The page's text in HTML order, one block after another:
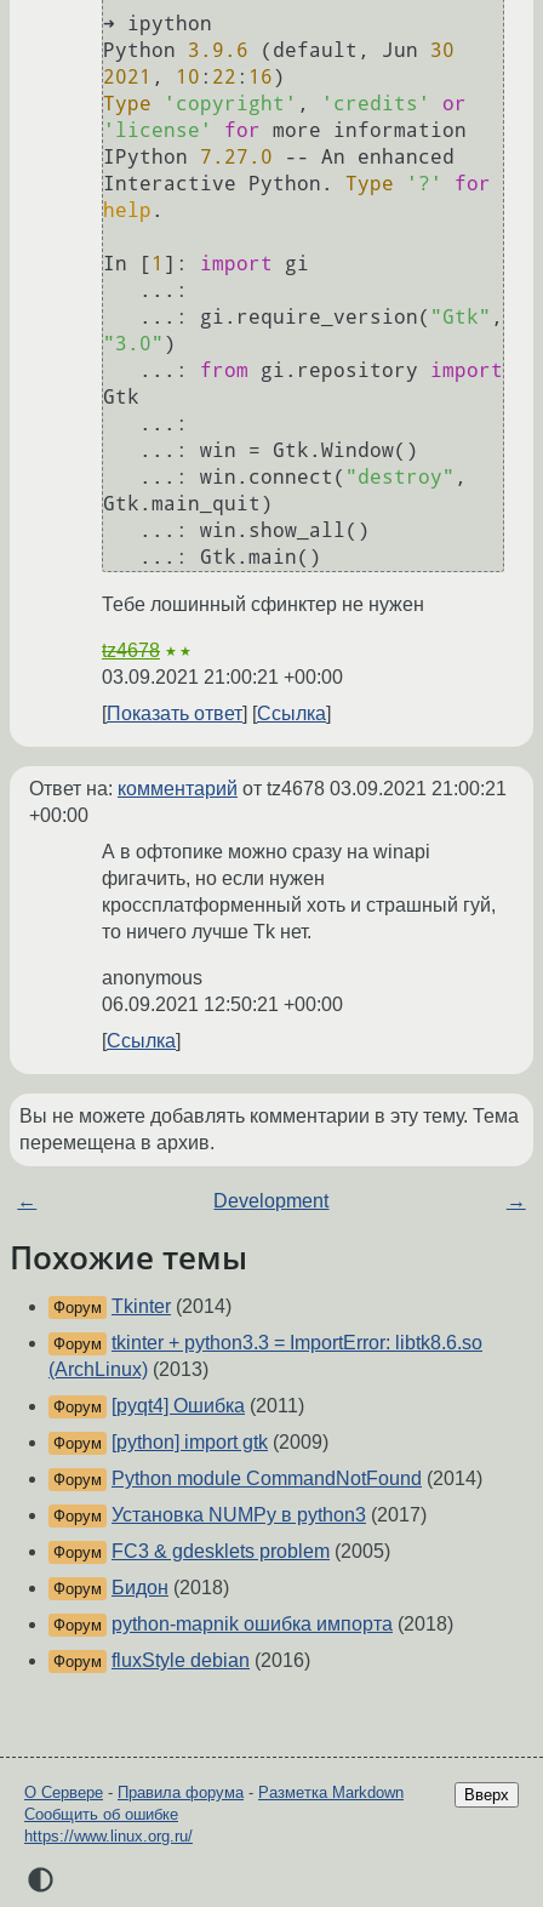
➜ ipython
Python 3.9 .6 (default, Jun 30
2021 , 10 : 22 : 16
Type
'copyright' , 'credits'
or
'license'
for
more information
IPython 7.27 .0 -- An enhanced
Interactive Python. Type '?'
for
help .
In [ 1 ]: import
gi
   ...: gi.require_version(
"Gtk"
,
"3.0" )
   ...:
from gi.repository import
Gtk
   ...: win.connect(
"destroy" ,
Gtk.main_quit)
Тебе лошинный сфинктер не нужен
tz4678 ★★
03.09.2021 21:00:21 +00:00
Показать ответ
Ссылка
Ответ на: комментарий от tz4678 03.09.2021 21:00:21
+00:00
А в офтопике можно сразу на winapi
фигачить, но если нужен
кроссплатформенный хоть и страшный гуй,
то ничего лучше Tk нет.
anonymous
06.09.2021 12:50:21 +00:00
Ссылка
Вы не можете добавлять комментарии в эту тему. Тема
перемещена в архив.
← Development →
Похожие темы
Форум Tkinter (2014)
Форум tkinter + python3.3 = ImportError: libtk8.6.so
(ArchLinux) (2013)
Форум [pyqt4] Ошибка (2011)
Форум [python] import gtk (2009)
Форум Python module CommandNotFound (2014)
Форум Установка NUMPy в python3 (2017)
Форум FC3 & gdesklets problem (2005)
Форум Бидон (2018)
Форум python-mapnik ошибка импорта (2018)
Форум fluxStyle debian (2016)
Вверх
О Сервере - Правила форума- Разметка Markdown
Сообщить об ошибке
https://www.linux.org.ru/